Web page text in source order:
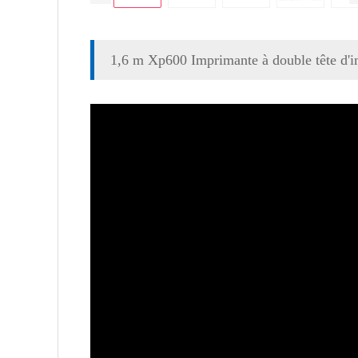
1,6 m Xp600 Imprimante à double tête